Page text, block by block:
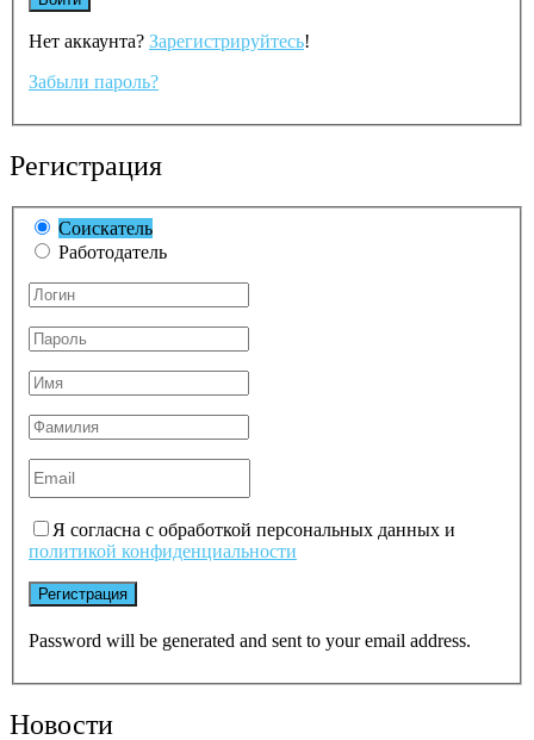
Нет аккаунта? Зарегистрируйтесь!
Забыли пароль?
Регистрация
Соискатель
Работодатель
Я согласна с обработкой персональных данных и
политикой конфиденциальности
Password will be generated and sent to your email address.
Новости